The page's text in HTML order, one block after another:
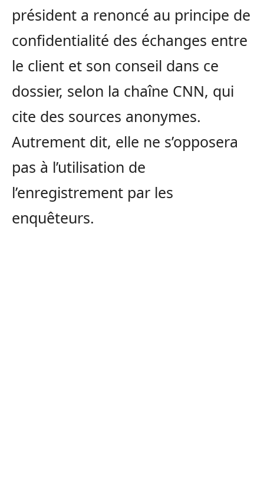
président a renoncé au principe de
confidentialité des échanges entre
le client et son conseil dans ce
dossier, selon la chaîne CNN, qui
cite des sources anonymes.
Autrement dit, elle ne s’opposera
pas à l’utilisation de
l’enregistrement par les
enquêteurs.